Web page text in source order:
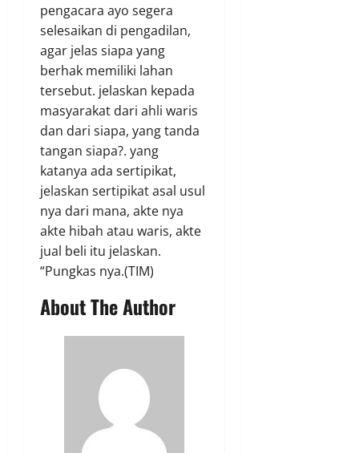
pengacara ayo segera
selesaikan di pengadilan,
agar jelas siapa yang
berhak memiliki lahan
tersebut. jelaskan kepada
masyarakat dari ahli waris
dan dari siapa, yang tanda
tangan siapa?. yang
katanya ada sertipikat,
jelaskan sertipikat asal usul
nya dari mana, akte nya
akte hibah atau waris, akte
jual beli itu jelaskan.
“Pungkas nya.(TIM)
About The Author